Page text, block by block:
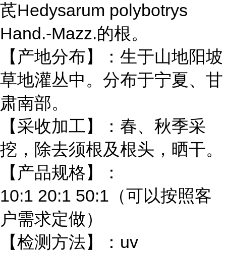
芪Hedysarum polybotrys
Hand.-Mazz.的根。
【产地分布】：生于山地阳坡
草地灌丛中。分布于宁夏、甘
肃南部。
【采收加工】：春、秋季采
挖，除去须根及根头，晒干。
【产品规格】：
10:1 20:1 50:1（可以按照客
户需求定做）
【检测方法】：uv